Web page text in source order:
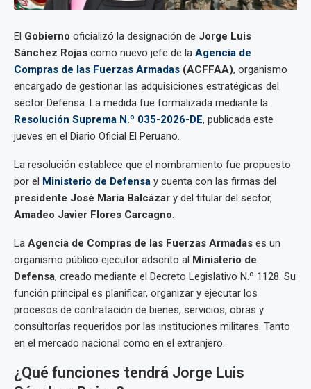
El Gobierno oficializó la designación de Jorge Luis
Sánchez Rojas como nuevo jefe de la Agencia de
Compras de las Fuerzas Armadas (ACFFAA), organismo
encargado de gestionar las adquisiciones estratégicas del
sector Defensa. La medida fue formalizada mediante la
Resolución Suprema N.º 035-2026-DE, publicada este
jueves en el Diario Oficial El Peruano.
La resolución establece que el nombramiento fue propuesto
por el
Ministerio de Defensa y cuenta con las firmas del
presidente José María Balcázar y del titular del sector,
Amadeo Javier Flores Carcagno.
La Agencia de Compras de las Fuerzas Armadas es un
organismo público ejecutor adscrito al Ministerio de
Defensa, creado mediante el Decreto Legislativo N.º 1128. Su
función principal es planificar, organizar y ejecutar los
procesos de contratación de bienes, servicios, obras y
consultorías requeridos por las instituciones militares. Tanto
en el mercado nacional como en el extranjero.
¿Qué funciones tendrá Jorge Luis